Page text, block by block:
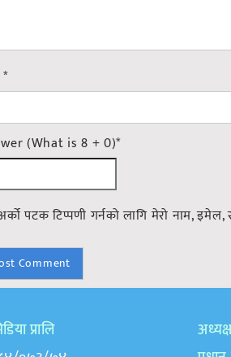
*
(What is 8 + 0)*
पटक टिप्पणी गर्नको लागि मेरो नाम,
प्रालि